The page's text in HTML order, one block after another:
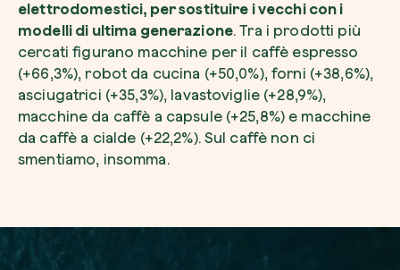
elettrodomestici, per sostituire i vecchi con i
modelli di ultima generazione. Tra i prodotti più
cercati figurano macchine per il caffè espresso
(+66,3%), robot da cucina (+50,0%), forni (+38,6%),
asciugatrici (+35,3%), lavastoviglie (+28,9%),
macchine da caffè a capsule (+25,8%) e macchine
da caffè a cialde (+22,2%). Sul caffè non ci
smentiamo, insomma.
Riscatta un albero
Inserisci il tuo codice per riscattare un
Usa il codice